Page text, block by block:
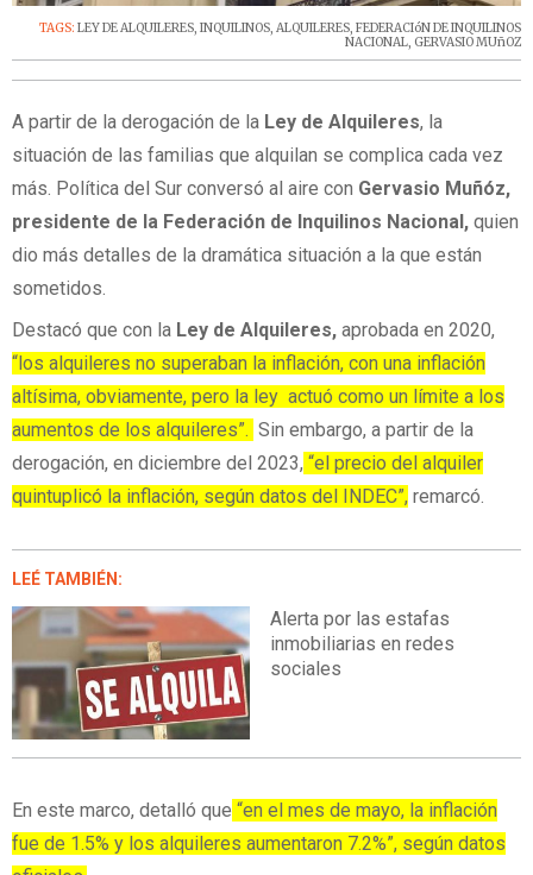
TAGS: LEY DE ALQUILERES, INQUILINOS, ALQUILERES, FEDERACIóN DE INQUILINOS
NACIONAL, GERVASIO MUñOZ
A partir de la derogación de la Ley de Alquileres, la
situación de las familias que alquilan se complica cada vez
más. Política del Sur conversó al aire con Gervasio Muñóz,
presidente de la Federación de Inquilinos Nacional, quien
dio más detalles de la dramática situación a la que están
sometidos.
Destacó que con la Ley de Alquileres, aprobada en 2020,
“los alquileres no superaban la inflación, con una inflación
altísima, obviamente, pero la ley actuó como un límite a los
aumentos de los alquileres”. Sin embargo, a partir de la
derogación, en diciembre del 2023, “el precio del alquiler
quintuplicó la inflación, según datos del INDEC”, remarcó.
LEÉ TAMBIÉN:
Alerta por las estafas
inmobiliarias en redes
sociales
En este marco, detalló que “en el mes de mayo, la inflación
fue de 1.5% y los alquileres aumentaron 7.2%”, según datos